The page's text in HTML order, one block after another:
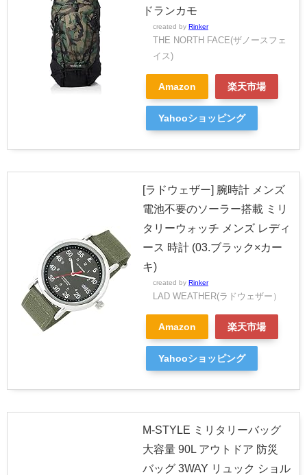
ドランカモ
created by Rinker
THE NORTH FACE(ザノースフェ
イス)
Amazon 楽天市場
Yahooショッピング
[ラドウェザー] 腕時計 メンズ
電池不要のソーラー搭載 ミリ
タリーウォッチ メンズ レディ
ース 時計 (03.ブラック×カー
キ)
created by Rinker
LAD WEATHER(ラドウェザー）
Amazon 楽天市場
Yahooショッピング
M-STYLE ミリタリーバッグ
大容量 90L アウトドア 防災
バッグ 3WAY リュック ショル